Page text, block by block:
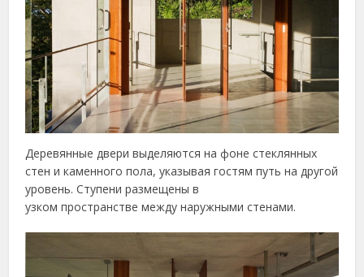
Деревянные двери выделяются на фоне стеклянных
стен и каменного пола, указывая гостям путь на другой
уровень. Ступени размещены в
узком пространстве между наружными стенами.